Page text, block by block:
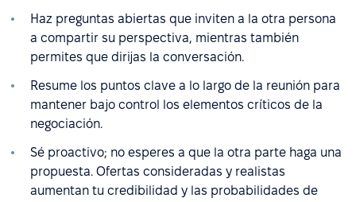
Haz preguntas abiertas que inviten a la otra persona
a compartir su perspectiva, mientras también
permites que dirijas la conversación.
Resume los puntos clave a lo largo de la reunión para
mantener bajo control los elementos críticos de la
negociación.
Sé proactivo; no esperes a que la otra parte haga una
propuesta. Ofertas consideradas y realistas
aumentan tu credibilidad y las probabilidades de